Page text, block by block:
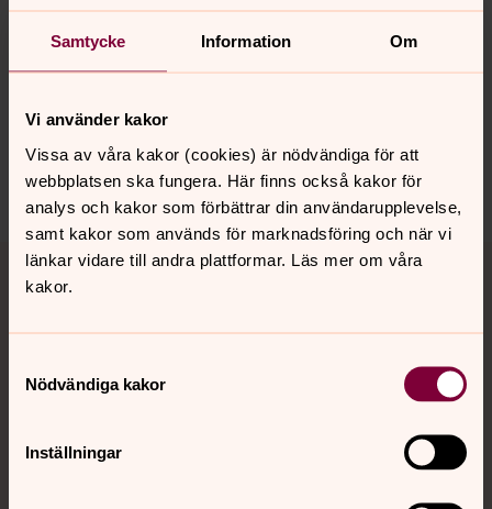
Samtycke Information Om
Vi använder kakor
Vissa av våra kakor (cookies) är nödvändiga för att
webbplatsen ska fungera. Här finns också kakor för
analys och kakor som förbättrar din användarupplevelse,
samt kakor som används för marknadsföring och när vi
länkar vidare till andra plattformar. Läs mer om våra
kakor.
Nödvändiga kakor
Inställningar
Synpunkter eller frågor på sidans
innehåll?
lundspastorat@svenskakyrkan.se
Dela
Tillbaka till toppen
Tillbaka till innehållet
Kalender